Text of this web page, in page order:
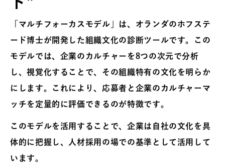
「マルチフォーカスモデル」は、オランダのホフステ
ード博士が開発した組織文化の診断ツールです。この
モデルでは、企業のカルチャーを8つの次元で分析
し、視覚化することで、その組織特有の文化を明らか
にします。これにより、応募者と企業のカルチャーマ
ッチを定量的に評価できるのが特徴です。
このモデルを活用することで、企業は自社の文化を具
体的に把握し、人材採用の場での基準として活用して
います。